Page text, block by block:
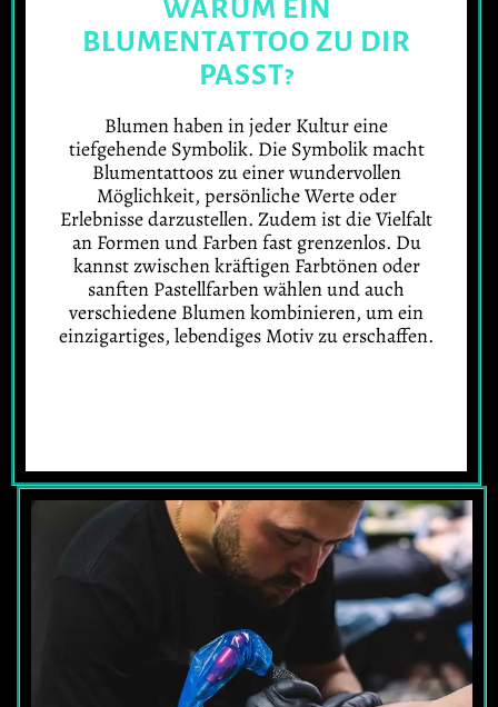
WARUM EIN
BLUMENTATTOO ZU DIR
PASST?
Blumen haben in jeder Kultur eine
tiefgehende Symbolik. Die Symbolik macht
Blumentattoos zu einer wundervollen
Möglichkeit, persönliche Werte oder
Erlebnisse darzustellen. Zudem ist die Vielfalt
an Formen und Farben fast grenzenlos. Du
kannst zwischen kräftigen Farbtönen oder
sanften Pastellfarben wählen und auch
verschiedene Blumen kombinieren, um ein
einzigartiges, lebendiges Motiv zu erschaffen.